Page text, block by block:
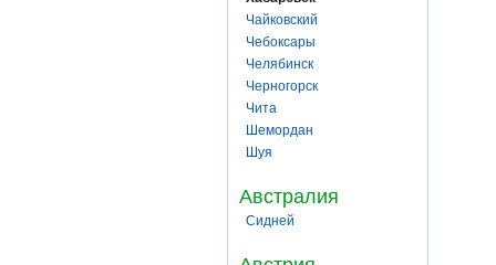
Чайковский
Чебоксары
Челябинск
Черногорск
Чита
Шемордан
Шуя
Австралия
Сидней